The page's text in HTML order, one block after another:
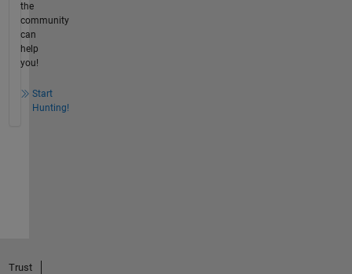
the
community
can
help
you!
Start
Hunting!
Trust